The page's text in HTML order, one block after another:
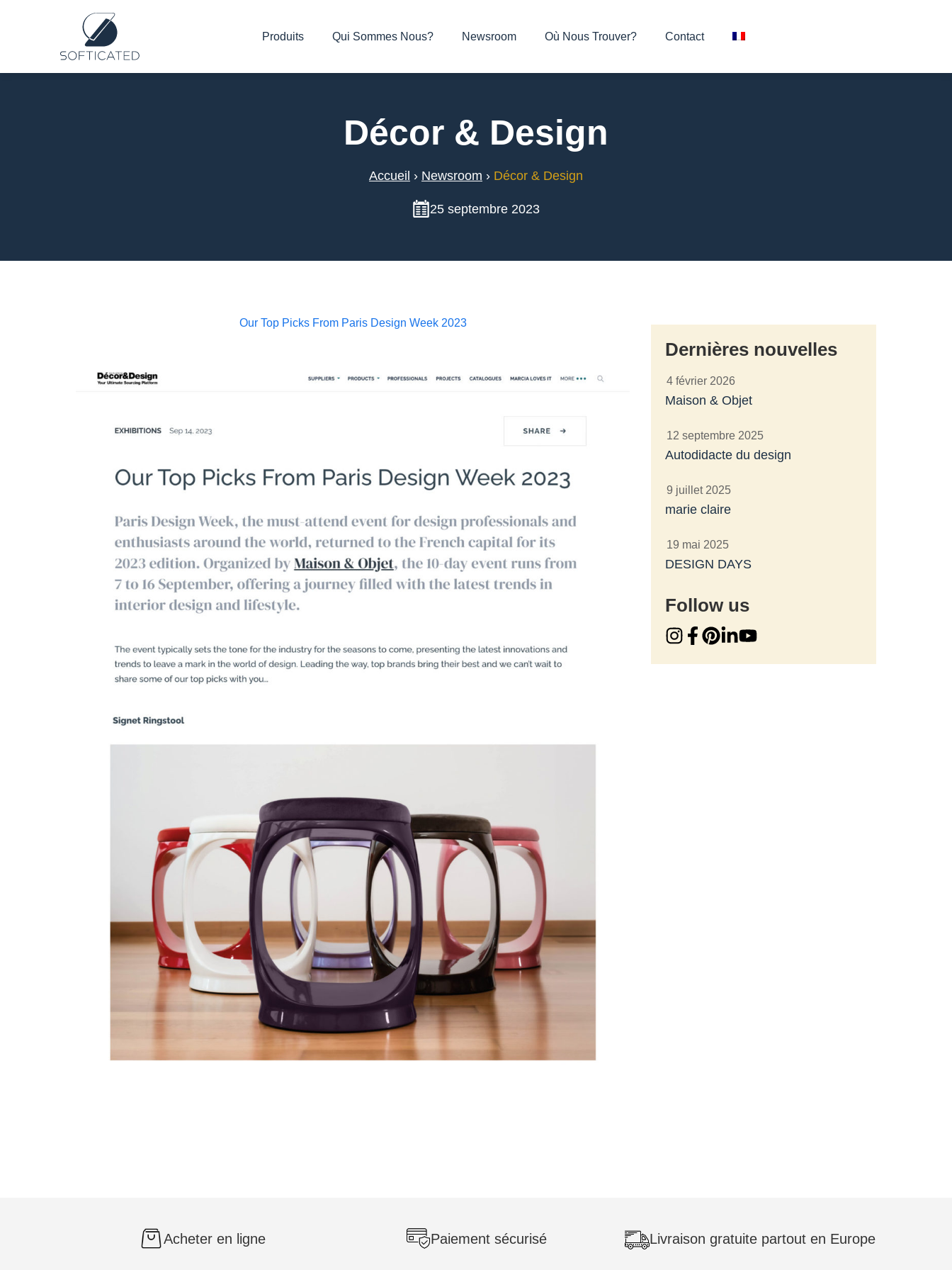
Produits Qui Sommes Nous? Newsroom Où Nous Trouver? Contact
Décor & Design
Accueil › Newsroom › Décor & Design
25 septembre 2023
Our Top Picks From Paris Design Week 2023
Dernières nouvelles
4 février 2026
Maison & Objet
12 septembre 2025
Autodidacte du design
9 juillet 2025
marie claire
19 mai 2025
DESIGN DAYS
Follow us
Acheter en ligne Paiement sécurisé Livraison gratuite partout en Europe